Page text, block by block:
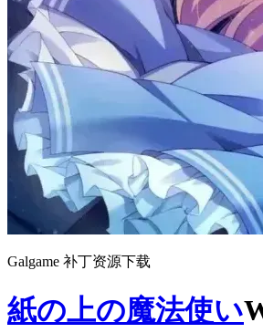
Galgame 补丁资源下载
紙の上の魔法使い